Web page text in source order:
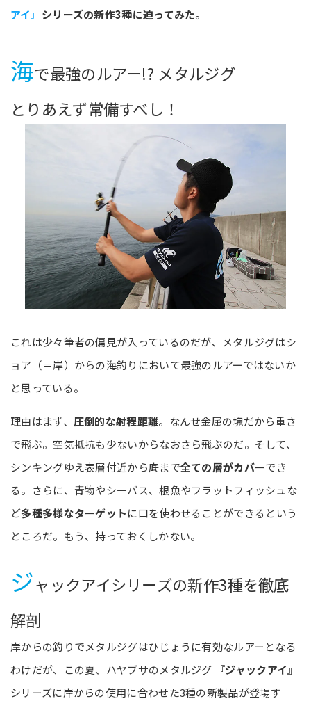
アイ』 シリーズの新作3種に迫ってみた。
海で最強のルアー!? メタルジグ
とりあえず常備すべし！
これは少々筆者の偏見が入っているのだが、メタルジグはシ
ョア（＝岸）からの海釣りにおいて最強のルアーではないか
と思っている。
理由はまず、 圧倒的な射程距離。なんせ金属の塊だから重さ
で飛ぶ。空気抵抗も少ないからなおさら飛ぶのだ。そして、
シンキングゆえ表層付近から底まで全ての層がカバーでき
る。さらに、青物やシーバス、根魚やフラットフィッシュな
ど多種多様なターゲットに口を使わせることができるという
ところだ。もう、持っておくしかない。
ジャックアイシリーズの新作3種を徹底
解剖
岸からの釣りでメタルジグはひじょうに有効なルアーとなる
わけだが、この夏、ハヤブサのメタルジグ
『ジャックアイ』
シリーズに岸からの使用に合わせた3種の新製品が登場す